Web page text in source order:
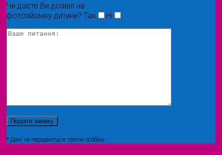
Чи даєте Ви дозвіл на
фотозйомку дитини? Так Ні
* Дані не передаються третім особам